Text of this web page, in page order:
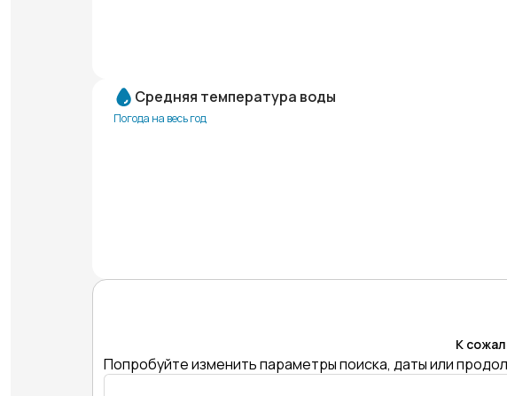
Средняя температура воды
Погода на весь год
К
Попробуйте изменить параметры поиска, даты или